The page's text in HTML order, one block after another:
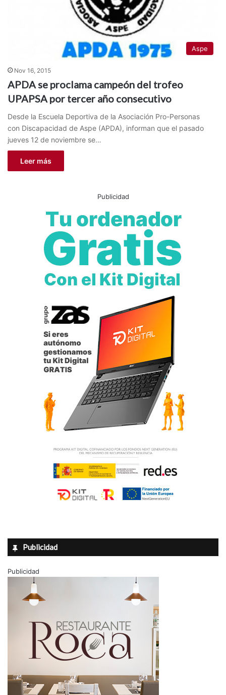
Aspe
Nov 16, 2015
APDA se proclama campeón del trofeo
UPAPSA por tercer año consecutivo
Desde la Escuela Deportiva de la Asociación Pro-Personas
con Discapacidad de Aspe (APDA), informan que el pasado
jueves 12 de noviembre se…
Leer más
Publicidad
Publicidad
Publicidad